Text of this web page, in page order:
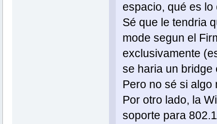
espacio, qué es
Sé que le tendria
mode segun el
exclusivamente
se haria un bridge
Pero no sé si algo
Por otro lado, la
soporte para